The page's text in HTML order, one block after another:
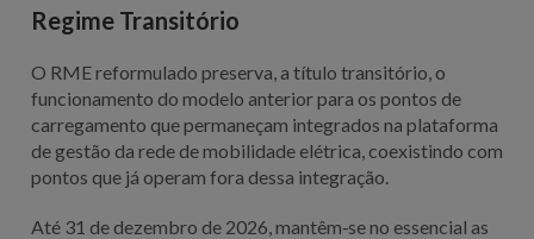
Regime Transitório
O RME reformulado preserva, a título transitório, o
funcionamento do modelo anterior para os pontos de
carregamento que permaneçam integrados na plataforma
de gestão da rede de mobilidade elétrica, coexistindo com
pontos que já operam fora dessa integração.
Até 31 de dezembro de 2026, mantêm‑se no essencial as